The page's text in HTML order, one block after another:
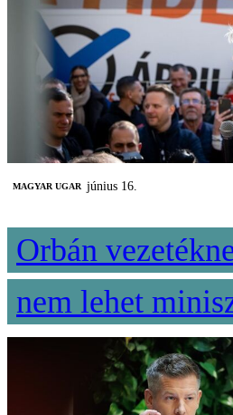
MAGYAR UGAR június 16.
Orbán
nem lehet